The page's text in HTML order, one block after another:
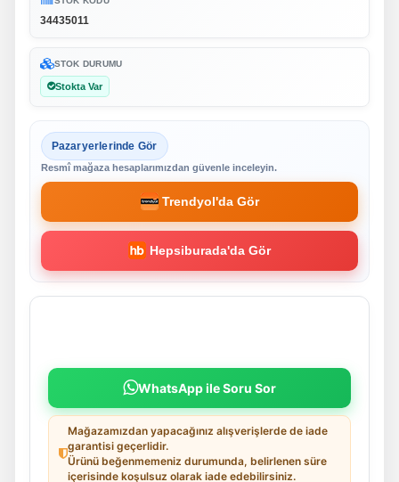
34435011
STOK DURUMU
Stokta Var
Pazaryerlerinde Gör
Resmî mağaza hesaplarımızdan güvenle inceleyin.
Trendyol'da Gör
Hepsiburada'da Gör
WhatsApp ile Soru Sor
Mağazamızdan yapacağınız alışverişlerde de iade
garantisi geçerlidir.
Ürünü beğenmemeniz durumunda, belirlenen süre
içerisinde koşulsuz olarak iade edebilirsiniz.